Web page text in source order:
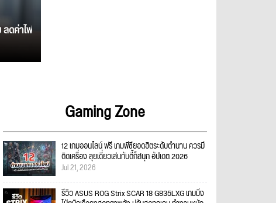
ดค่าไฟ
Gaming Zone
12 เกมออนไลน์ ฟรี เกมพีซียอดฮิตระดับตำนาน ควรมี
ติดเครื่อง ลุยเดี่ยวเล่นกับตี้ก็สนุก อัปเดต 2026
Jul 21, 2026
รีวิว ASUS ROG Strix SCAR 18 G835LXG เกมมิ่ง